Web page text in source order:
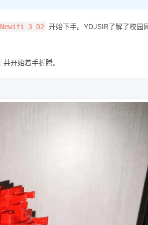
Newifi 3 D2
开始下手。YDJSIR了解了校园
并开始着手折腾。